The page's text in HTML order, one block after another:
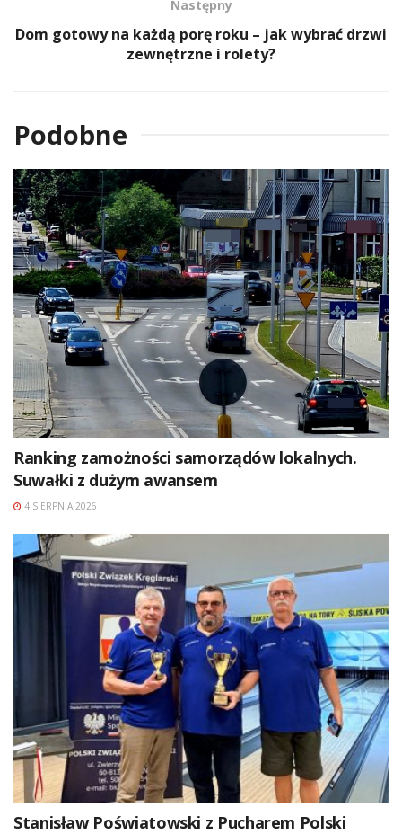
Następny
Dom gotowy na każdą porę roku – jak wybrać drzwi
zewnętrzne i rolety?
Podobne
Ranking zamożności samorządów lokalnych.
Suwałki z dużym awansem
4 SIERPNIA 2026
Stanisław Poświatowski z Pucharem Polski